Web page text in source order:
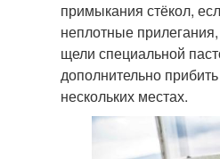
примыкания стёкол,
неплотные
щели специальной
дополнительно
нескольких местах.